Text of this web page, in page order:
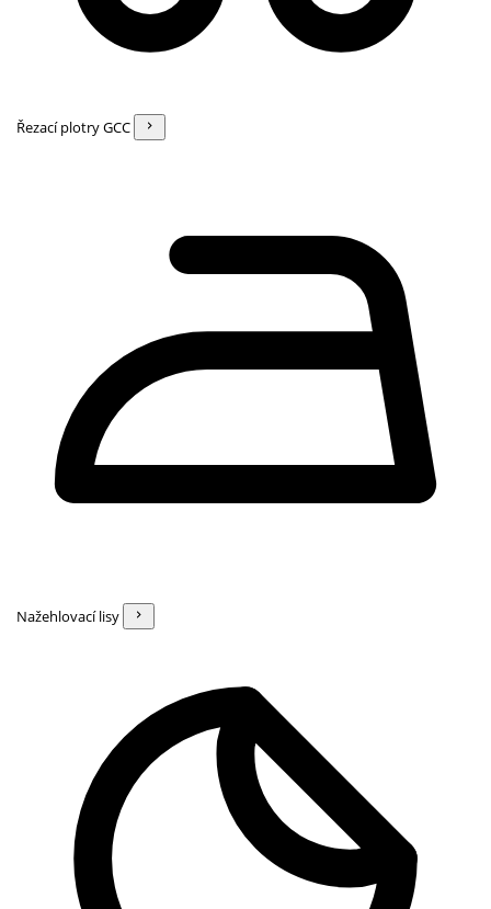
Řezací plotry GCC
Nažehlovací lisy